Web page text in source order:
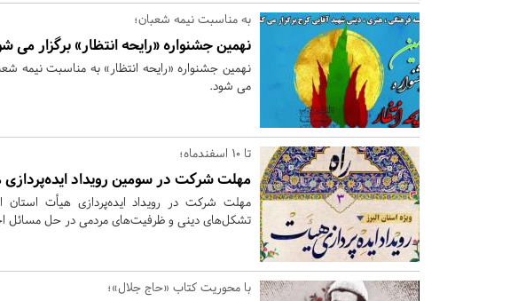
به مناسبت نیمه شعبان؛
نهمین جشنواره «رایحه انتظار» برگزار می
نهمین جشنواره «رایحه انتظار» به مناسبت نیمه
می شود.
تا 10 اسفندماه؛
مهلت شرکت در سومین رویداد
مهلت شرکت در رویداد ایده‌پردازی هیأت استان
تشکل‌های دینی و ظرفیت‌های مردمی در حل مسائل اجتماعی است تا 10
با محوریت کتاب «حاج جلال»؛